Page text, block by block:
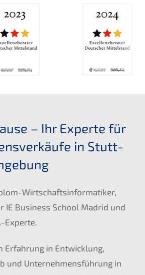
– Ihr Exper­te für
in Stutt­
Wirtschafts­in­for­ma­ti­ker,
IE Business School Madrid und
Experte.
Erfah­rung in Entwick­lung,
und Unter­neh­mens­füh­rung in